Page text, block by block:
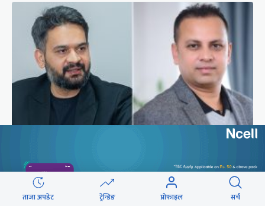
बालेनलाई मनीष झाको जवाफ : महान जनादेश पाएको
सरकार एक्लो छैन
ताजा अपडेट ट्रेन्डिङ प्रोफाइल सर्च